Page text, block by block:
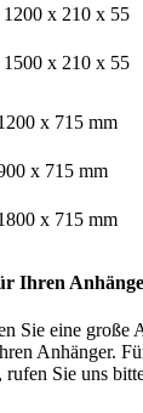
1200 x 210 x 55
1500 x 210 x 55
x 715 mm
x 715 mm
x 715 mm
Ihren
Sie eine große
Anhänger.
Sie uns